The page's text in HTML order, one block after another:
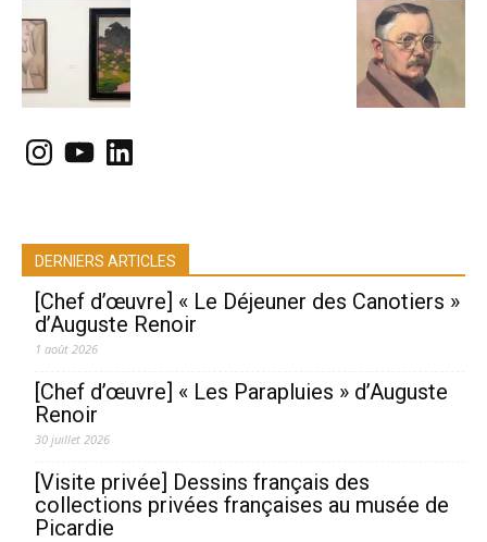
Instagram
YouTubeLinkedIn
DERNIERS ARTICLES
[Chef d’œuvre] « Le Déjeuner des Canotiers »
d’Auguste Renoir
1 août 2026
[Chef d’œuvre] « Les Parapluies » d’Auguste
Renoir
30 juillet 2026
[Visite privée] Dessins français des
collections privées françaises au musée de
Picardie